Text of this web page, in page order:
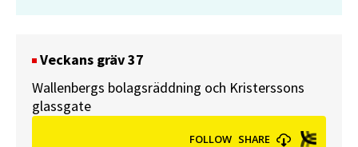
Veckans gräv 37
Wallenbergs bolagsräddning och Kristerssons
glassgate